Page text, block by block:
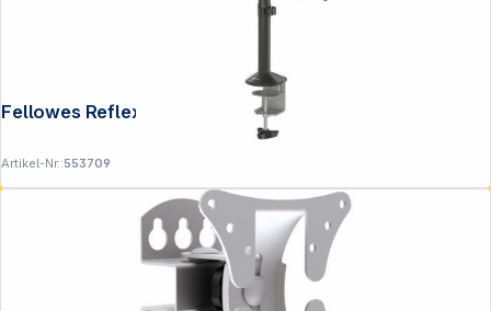
Fellowes Reflex Doppelmonitorarm
Artikel-Nr.:553709